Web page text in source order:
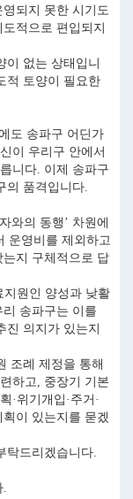
되지 못한 시기도
적으로 편입되지
이 없는 상태입니
적 토양이 필요한
도 송파구 어딘가
이 우리구 안에서
니다. 이제 송파구
의 품격입니다.
와의 동행’ 차원에
운영비를 제외하고
지 구체적으로 답
지원인 양성과 낮활
송파구는 이를
의지가 있는지
조례 제정을 통해
하고, 중장기 기본
·위기개입·주거·
이 있는지를 묻겠
탁드리겠습니다.
.